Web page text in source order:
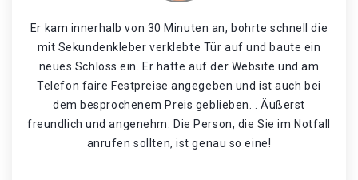
Er kam innerhalb von 30 Minuten an, bohrte schnell die
mit Sekundenkleber verklebte Tür auf und baute ein
neues Schloss ein. Er hatte auf der Website und am
Telefon faire Festpreise angegeben und ist auch bei
dem besprochenem Preis geblieben. . Äußerst
freundlich und angenehm. Die Person, die Sie im Notfall
anrufen sollten, ist genau so eine!